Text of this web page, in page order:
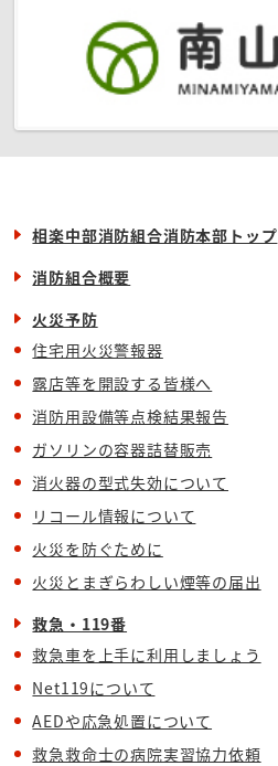
相楽中部消防組合消防本部トップ
消防組合概要
火災予防
住宅用火災警報器
露店等を開設する皆様へ
消防用設備等点検結果報告
ガソリンの容器詰替販売
消火器の型式失効について
リコール情報について
火災を防ぐために
火災とまぎらわしい煙等の届出
救急・119番
救急車を上手に利用しましょう
Net119について
AEDや応急処置について
救急救命士の病院実習協力依頼